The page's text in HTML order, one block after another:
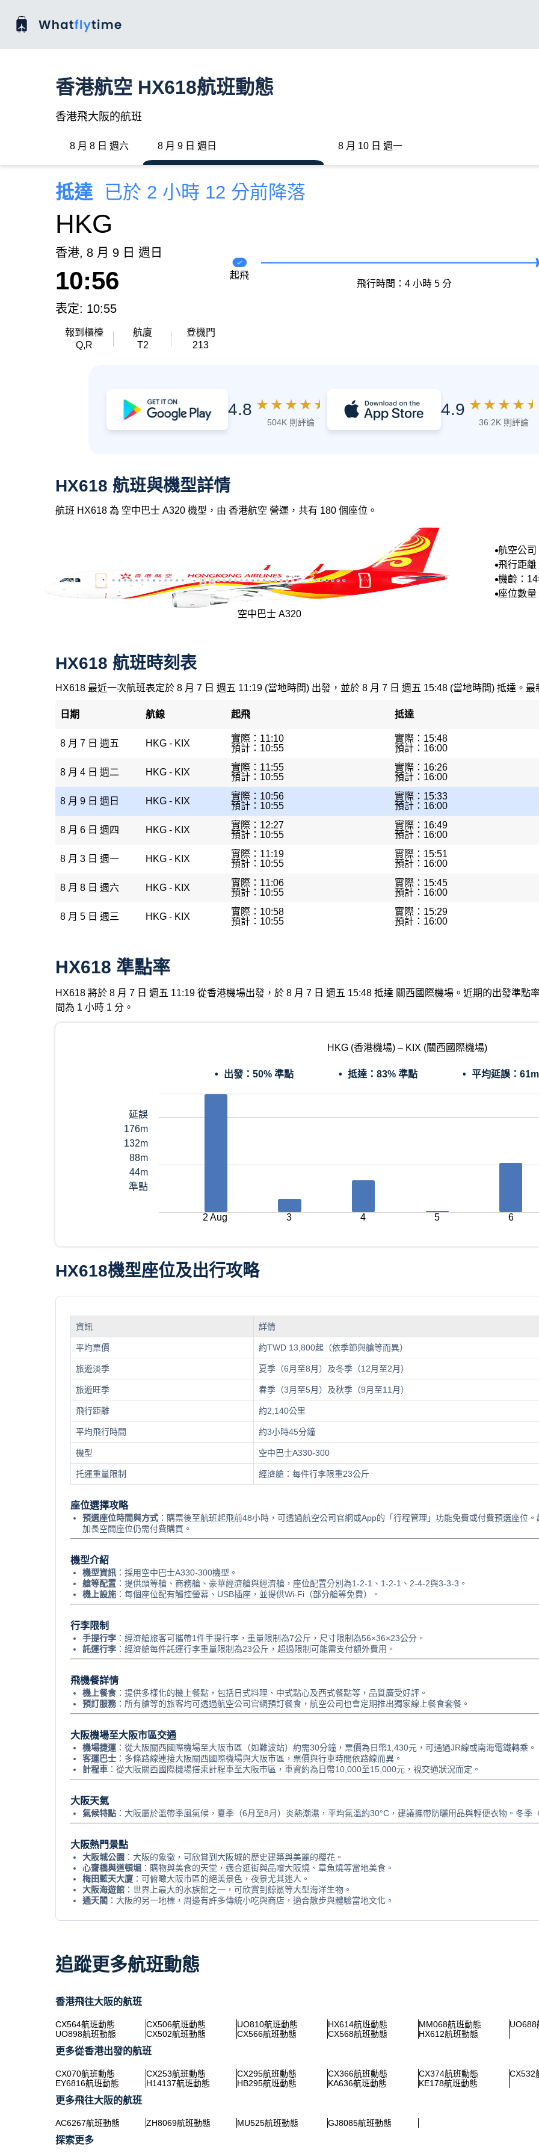
香港航空 HX618航班動態
香港飛大阪的航班
8 月 8 日 週六 8 月 9 日 週日 8 月 10 日 週一
抵達 已於 2 小時 12 分前降落
HKG
香港, 8 月 9 日 週日
10:56
表定: 10:55
報到櫃檯
Q,R
航廈
T2
登機門
213
起飛
飛行時間：4 小時 5 分
4.8 ★ ★ ★ ★ ★
504K 則評論
4.9 ★ ★ ★ ★ ★
36.2K 則評論
HX618 航班與機型詳情
航班 HX618 為 空中巴士 A320 機型，由 香港航空 營運，共有 180 個座位。
空中巴士 A320
航空公司
空
飛行距
公里
機齡：14
座位數
HX618 航班時刻表
HX618 最近一次航班表定於 8 月 7 日 週五 11:19 (當地時間) 出發，並於 8 月 7 日 週五 15:48 (當地時間) 抵達。最
日期 航線 起飛 抵達
8 月 7 日 週五 HKG - KIX
實際：11:10
預計：10:55
實際：15:48
預計：16:00
8 月 4 日 週二 HKG - KIX
實際：11:55
預計：10:55
實際：16:26
預計：16:00
8 月 9 日 週日 HKG - KIX
實際：10:56
預計：10:55
實際：15:33
預計：16:00
8 月 6 日 週四 HKG - KIX
實際：12:27
預計：10:55
實際：16:49
預計：16:00
8 月 3 日 週一 HKG - KIX
實際：11:19
預計：10:55
實際：15:51
預計：16:00
8 月 8 日 週六 HKG - KIX
實際：11:06
預計：10:55
實際：15:45
預計：16:00
8 月 5 日 週三 HKG - KIX
實際：10:58
預計：10:55
實際：15:29
預計：16:00
HX618 準點率
HX618 將於 8 月 7 日 週五 11:19 從香港機場出發，於 8 月 7 日 週五 15:48 抵達 關西國際機場。近期的出發準點
間為 1 小時 1 分。
HKG (香港機場) – KIX (關西國際機場)
出發： 50% 準點 抵達： 83% 準點 平均延誤：
延誤
176m
132m
88m
44m
準點
2 Aug 3 4 5 6
HX618機型座位及出行攻略
資訊 詳情
平均票價 約TWD 13,800起（依季節與艙等而異）
旅遊淡季 夏季（6月至8月）及冬季（12月至2月）
旅遊旺季 春季（3月至5月）及秋季（9月至11月）
飛行距離 約2,140公里
平均飛行時間 約3小時45分鐘
機型 空中巴士A330-300
托運重量限制 經濟艙：每件行李限重23公斤
座位選擇攻略
預選座位時間與方式 ：購票後至航班起飛前48小時，可透過航空公司官網或App的「行程管理」功能免費或付費預選座位
加長空間座位仍需付費購買。
機型介紹
機型資訊 ：採用空中巴士A330-300機型。
艙等配置 ：提供頭等艙、商務艙、豪華經濟艙與經濟艙，座位配置分別為1-2-1、1-2-1、2-4-2與3-3-3。
機上設施 ：每個座位配有觸控螢幕、USB插座，並提供Wi-Fi（部分艙等免費）。
行李限制
手提行李 ：經濟艙旅客可攜帶1件手提行李，重量限制為7公斤，尺寸限制為56×36×23公分。
託運行李 ：經濟艙每件託運行李重量限制為23公斤，超過限制可能需支付額外費用。
飛機餐詳情
機上餐食 ：提供多樣化的機上餐點，包括日式料理、中式點心及西式餐點等，品質廣受好評。
預訂服務 ：所有艙等的旅客均可透過航空公司官網預訂餐食，航空公司也會定期推出獨家線上餐食套餐。
大阪機場至大阪市區交通
機場捷運 ：從大阪關西國際機場至大阪市區（如難波站）約需30分鐘，票價為日幣1,430元，可通過JR線或南海電鐵轉乘。
客運巴士 ：多條路線連接大阪關西國際機場與大阪市區，票價與行車時間依路線而異。
計程車 ：從大阪關西國際機場搭乘計程車至大阪市區，車資約為日幣10,000至15,000元，視交通狀況而定。
大阪天氣
氣候特點 ：大阪屬於溫帶季風氣候，夏季（6月至8月）炎熱潮濕，平均氣溫約30°C，建議攜帶防曬用品與輕便衣物。冬季
大阪熱門景點
大阪城公園 ：大阪的象徵，可欣賞到大阪城的歷史建築與美麗的櫻花。
心齋橋與道頓堀 ：購物與美食的天堂，適合逛街與品嚐大阪燒、章魚燒等當地美食。
梅田藍天大廈 ：可俯瞰大阪市區的絕美景色，夜景尤其迷人。
大阪海遊館 ：世界上最大的水族館之一，可欣賞到鯨鯊等大型海洋生物。
通天閣 ：大阪的另一地標，周邊有許多傳統小吃與商店，適合散步與體驗當地文化。
追蹤更多航班動態
香港飛往大阪的航班
CX564航班動態 CX506航班動態 UO810航班動態 HX614航班動態 MM068航班動態 UO688
UO898航班動態
CX502航班動態 CX566航班動態 CX568航班動態 HX612航班動態
更多從香港出發的航班
CX070航班動態 CX253航班動態 CX295航班動態 CX366航班動態 CX374航班動態 CX532
EY6816航班動態
H14137航班動態 HB295航班動態 KA636航班動態 KE178航班動態
更多飛往大阪的航班
AC6267航班動態 ZH8069航班動態 MU525航班動態 GJ8085航班動態
探索更多